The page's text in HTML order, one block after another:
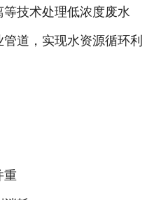
技术处理低浓度废水
道，实现水资源循环利
重